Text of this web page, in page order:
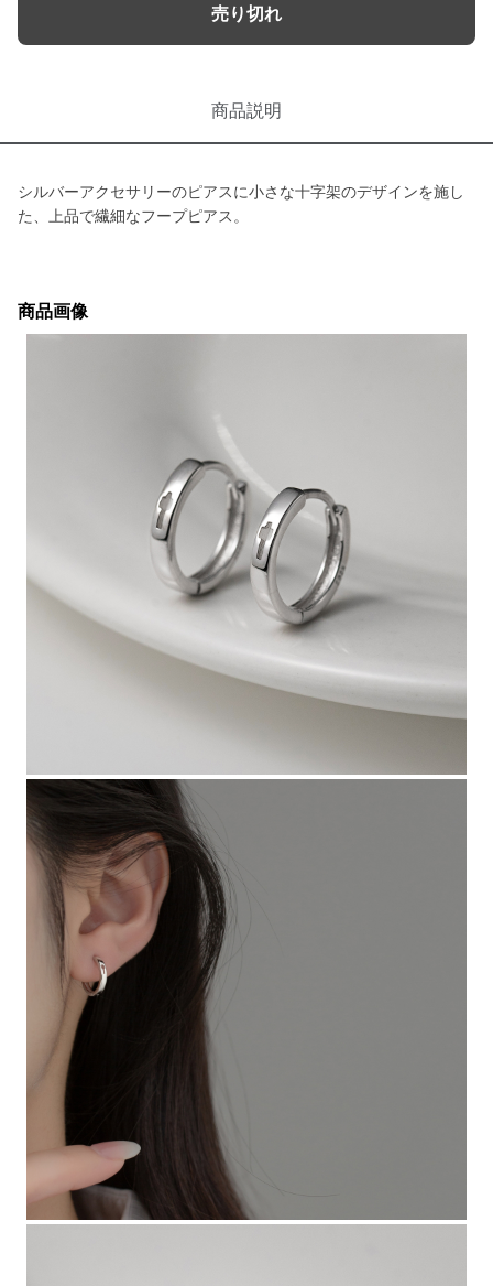
売り切れ
商品説明
シルバーアクセサリーのピアスに小さな十字架のデザインを施し
た、上品で繊細なフープピアス。
商品画像